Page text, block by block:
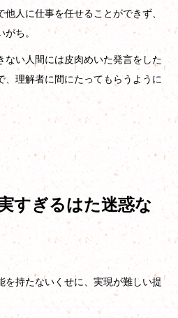
人に仕事を任せることができず、
がち。
ない人間には皮肉めいた発言をした
、理解者に間にたってもらうように
すぎるはた迷惑な
を持たないくせに、実現が難しい提